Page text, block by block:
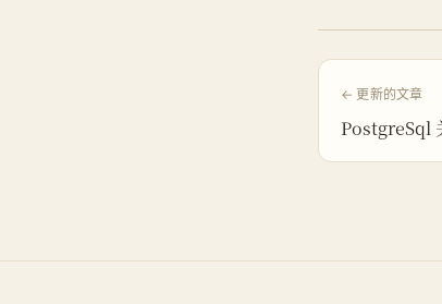
← 更新的文章
PostgreSql